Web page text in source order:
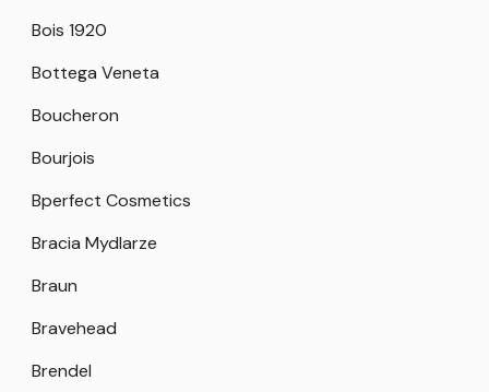
Bois 1920
Bottega Veneta
Boucheron
Bourjois
Bperfect Cosmetics
Bracia Mydlarze
Braun
Bravehead
Brendel